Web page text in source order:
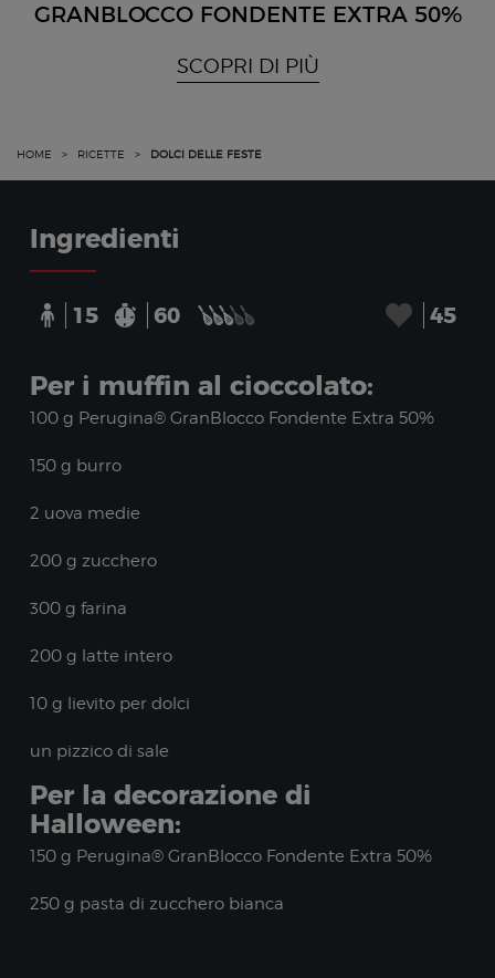
GRANBLOCCO FONDENTE EXTRA 50%
SCOPRI DI PIÙ
HOME > RICETTE > DOLCI DELLE FESTE
Ingredienti
15 60 45
Per i muffin al cioccolato:
100 g Perugina® GranBlocco Fondente Extra 50%
150 g burro
2 uova medie
200 g zucchero
300 g farina
200 g latte intero
10 g lievito per dolci
un pizzico di sale
Per la decorazione di
Halloween:
150 g Perugina® GranBlocco Fondente Extra 50%
250 g pasta di zucchero bianca